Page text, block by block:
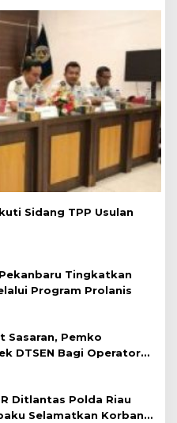
Sidang TPP Usulan
Tingkatkan
Pemko
Ditlantas Polda Riau